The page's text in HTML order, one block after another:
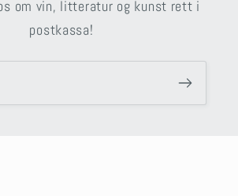
om vin, litteratur og kunst rett i
postkassa!